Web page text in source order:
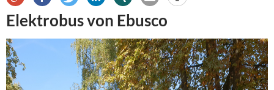
Elektrobus von Ebusco